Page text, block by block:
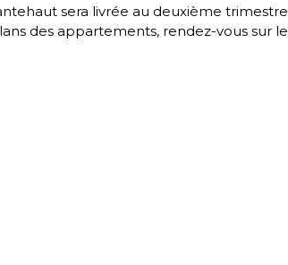
sera livrée au deuxième trimestre
des appartements, rendez-vous sur le